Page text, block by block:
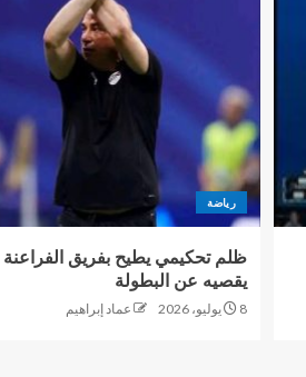
رياضة
ظلم تحكيمي يطيح بفريق الفراعنة
يقصيه عن البطولة
8 يوليو، 2026 عماد إبراهيم